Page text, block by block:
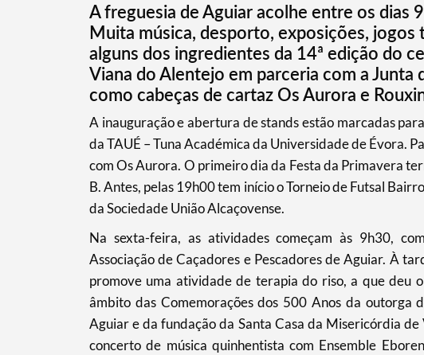
Termo de Pesquisa
Categorias gerais
Filtros
A freguesia de Aguiar acolhe entre os dias
Muita música, desporto, exposições, jogos
alguns dos ingredientes da 14ª edição do
Viana do Alentejo em parceria com a Junta
como cabeças de cartaz Os Aurora e
​A inauguração e abertura de stands estão marcadas
da TAUÉ – Tuna Académica da Universidade de Évora.
com Os Aurora. O primeiro dia da Festa da Primavera
B. Antes, pelas 19h00 tem início o Torneio de Futsal
da Sociedade União Alcaçovense.
Na sexta-feira, as atividades começam às 9h30,
Associação de Caçadores e Pescadores de Aguiar. À
promove uma atividade de terapia do riso, a que deu
âmbito das Comemorações dos 500 Anos da outorga
Aguiar e da fundação da Santa Casa da Misericórdia
concerto de música quinhentista com Ensemble